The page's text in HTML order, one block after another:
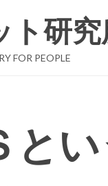
ト研究
FOR PEOPLE
と